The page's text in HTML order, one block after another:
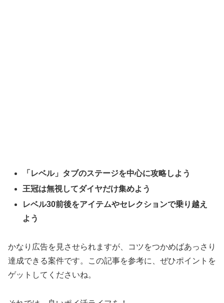
「レベル」タブのステージを中心に攻略しよう
王冠は無視してダイヤだけ集めよう
レベル30前後をアイテムやセレクションで乗り越え
よう
かなり広告を見させられますが、コツをつかめばあっさり
達成できる案件です。この記事を参考に、ぜひポイントを
ゲットしてくださいね。